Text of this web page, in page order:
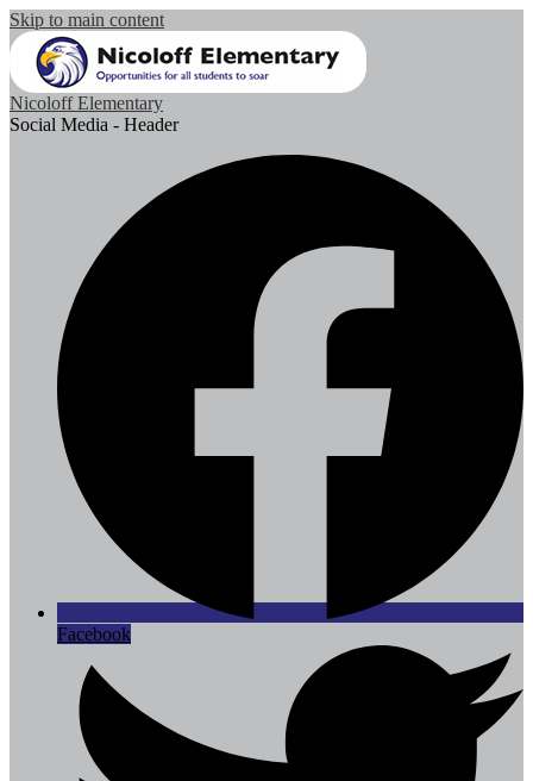
Skip to main content
Nicoloff Elementary
Social Media - Header
Facebook